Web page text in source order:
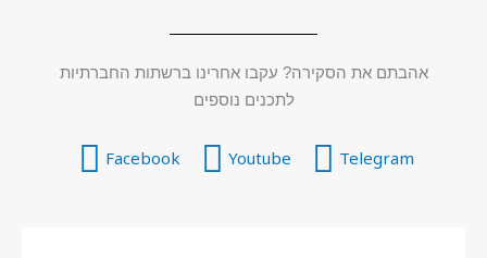
אהבתם את הסקירה? עקבו אחרינו ברשתות החברתיות
לתכנים נוספים
Telegram
Youtube
Facebook